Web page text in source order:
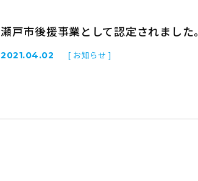
瀬戸市後援事業として認定されました。
2021.04.02 [ お知らせ ]